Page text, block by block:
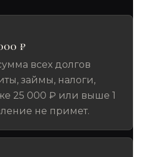
₽
всех долгов
займы, налоги,
25 000 ₽ или выше 1
не примет.